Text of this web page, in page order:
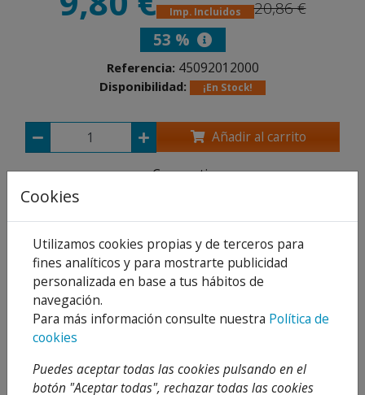
Imp. Incluidos
20,86 €
53 %
Referencia: 45092012000
Disponibilidad: ¡En Stock!
Añadir al carrito
Compartir
Descripción
Adjuntos
Opiniones
Cookies
Utilizamos cookies propias y de terceros para
fines analíticos y para mostrarte publicidad
personalizada en base a tus hábitos de
navegación.
Para más información consulte nuestra Política de
cookies
Puedes aceptar todas las cookies pulsando en el
botón "Aceptar todas", rechazar todas las cookies